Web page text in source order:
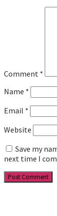
Comment *
Name *
Email *
Website
Save my
next time I